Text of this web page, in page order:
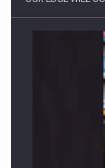
Proteinmaxxing